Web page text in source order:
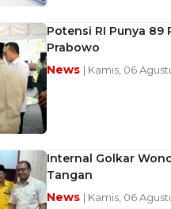
Potensi RI Punya 89
Prabowo
News | Kamis, 06
Internal Golkar
Tangan
News | Kamis, 06